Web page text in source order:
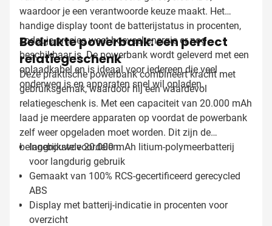
waardoor je een verantwoorde keuze maakt. Het
handige display toont de batterijstatus in procenten,
zodat je precies weet hoeveel energie er nog
beschikbaar is. De powerbank wordt geleverd met een
oplaadkabel en is ideaal voor iedereen die veel
onderweg is en apparaten snel wil opladen.
Bedrukte powerbank: een perfect
relatiegeschenk
Deze praktische powerbank combineert kracht met
gebruiksgemak, waardoor hij een waardevol
relatiegeschenk is. Met een capaciteit van 20.000 mAh
laad je meerdere apparaten op voordat de powerbank
zelf weer opgeladen moet worden. Dit zijn de
belangrijkste voordelen:
Ingebouwde 20.000 mAh litium-polymeerbatterij
voor langdurig gebruik
Gemaakt van 100% RCS-gecertificeerd gerecycled
ABS
Display met batterij-indicatie in procenten voor
overzicht